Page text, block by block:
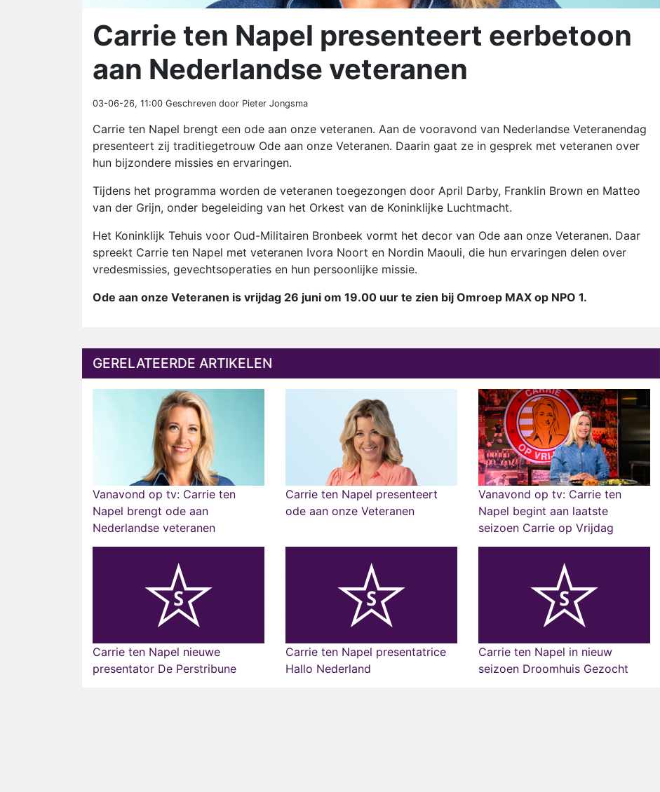
Carrie ten Napel presenteert eerbetoon
aan Nederlandse veteranen
03-06-26, 11:00 Geschreven door Pieter Jongsma
Carrie ten Napel brengt een ode aan onze veteranen. Aan de vooravond van Nederlandse Veteranendag
presenteert zij traditiegetrouw Ode aan onze Veteranen. Daarin gaat ze in gesprek met veteranen over
hun bijzondere missies en ervaringen.
Tijdens het programma worden de veteranen toegezongen door April Darby, Franklin Brown en Matteo
van der Grijn, onder begeleiding van het Orkest van de Koninklijke Luchtmacht.
Het Koninklijk Tehuis voor Oud-Militairen Bronbeek vormt het decor van Ode aan onze Veteranen. Daar
spreekt Carrie ten Napel met veteranen Ivora Noort en Nordin Maouli, die hun ervaringen delen over
vredesmissies, gevechtsoperaties en hun persoonlijke missie.
Ode aan onze Veteranen is vrijdag 26 juni om 19.00 uur te zien bij Omroep MAX op NPO 1.
GERELATEERDE ARTIKELEN
Vanavond op tv: Carrie ten
Napel brengt ode aan
Nederlandse veteranen
Carrie ten Napel presenteert
ode aan onze Veteranen
Vanavond op tv: Carrie ten
Napel begint aan laatste
seizoen Carrie op Vrijdag
Carrie ten Napel nieuwe
presentator De Perstribune
Carrie ten Napel presentatrice
Hallo Nederland
Carrie ten Napel in nieuw
seizoen Droomhuis Gezocht